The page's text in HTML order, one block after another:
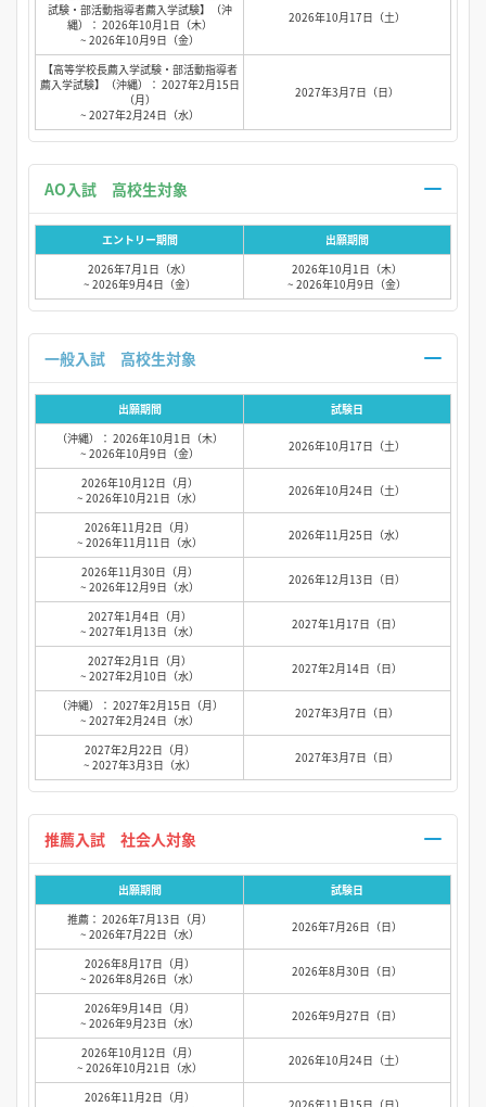
試験・部活動指導者薦入学試験】（沖
縄）： 2026年10月1日（木）
~ 2026年10月9日（金）
2026年10月17日（土）
【高等学校長薦入学試験・部活動指導者
薦入学試験】（沖縄）： 2027年2月15日
（月）
~ 2027年2月24日（水）
2027年3月7日（日）
エントリー期間
出願期間
2026年7月1日（水）
~ 2026年9月4日（金）
2026年10月1日（木）
~ 2026年10月9日（金）
出願期間
試験日
（沖縄）： 2026年10月1日（木）
~ 2026年10月9日（金）
2026年10月17日（土）
2026年10月12日（月）
~ 2026年10月21日（水）
2026年10月24日（土）
2026年11月2日（月）
~ 2026年11月11日（水）
2026年11月25日（水）
2026年11月30日（月）
~ 2026年12月9日（水）
2026年12月13日（日）
2027年1月4日（月）
~ 2027年1月13日（水）
2027年1月17日（日）
2027年2月1日（月）
~ 2027年2月10日（水）
2027年2月14日（日）
（沖縄）： 2027年2月15日（月）
~ 2027年2月24日（水）
2027年3月7日（日）
2027年2月22日（月）
~ 2027年3月3日（水）
2027年3月7日（日）
出願期間
試験日
推薦： 2026年7月13日（月）
~ 2026年7月22日（水）
2026年7月26日（日）
2026年8月17日（月）
~ 2026年8月26日（水）
2026年8月30日（日）
2026年9月14日（月）
~ 2026年9月23日（水）
2026年9月27日（日）
2026年10月12日（月）
~ 2026年10月21日（水）
2026年10月24日（土）
2026年11月2日（月）